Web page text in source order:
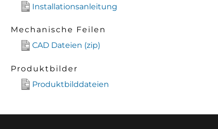
Installationsanleitung
Mechanische Feilen
CAD Dateien (zip)
Produktbilder
Produktbilddateien